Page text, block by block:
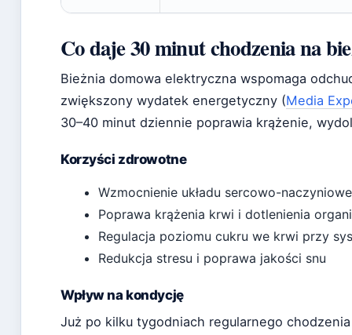
Co daje 30 minut chodzenia na
Bieżnia domowa elektryczna wspomaga
zwiększony wydatek energetyczny (Media
30–40 minut dziennie poprawia krążenie,
Korzyści zdrowotne
Wzmocnienie układu sercowo-
Poprawa krążenia krwi i dotlenienia
Regulacja poziomu cukru we krwi przy
Redukcja stresu i poprawa jakości snu
Wpływ na kondycję
Już po kilku tygodniach regularnego